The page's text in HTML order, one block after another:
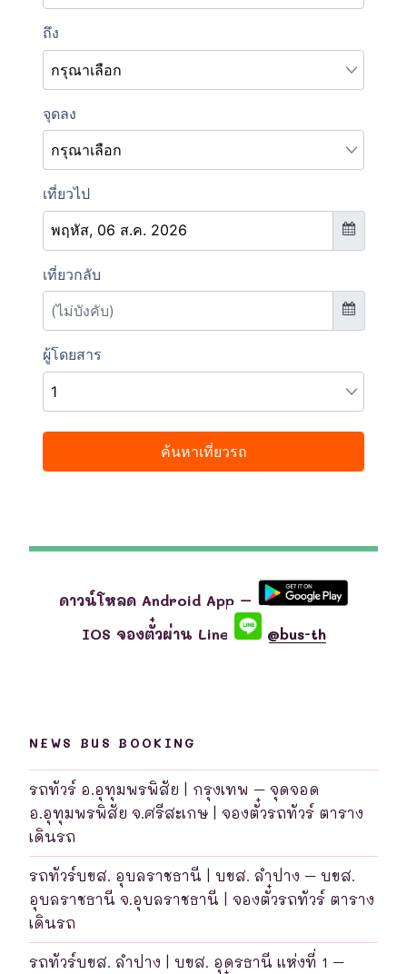
ดาวน์โหลด Android App –
IOS จองตั๋วผ่าน Line
@bus-th
NEWS BUS BOOKING
รถทัวร์ อ.อุทุมพรพิสัย | กรุงเทพ – จุดจอด
อ.อุทุมพรพิสัย จ.ศรีสะเกษ | จองตั๋วรถทัวร์ ตาราง
เดินรถ
รถทัวร์บขส. อุบลราชธานี | บขส. ลำปาง – บขส.
อุบลราชธานี จ.อุบลราชธานี | จองตั๋วรถทัวร์ ตาราง
เดินรถ
รถทัวร์บขส. ลำปาง | บขส. อุดรธานี แห่งที่ 1 –